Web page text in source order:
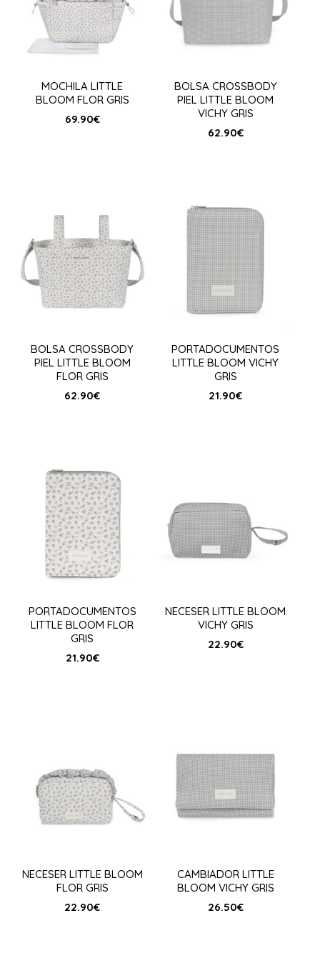
MOCHILA LITTLE
BLOOM FLOR GRIS
69.90€
BOLSA CROSSBODY
PIEL LITTLE BLOOM
VICHY GRIS
62.90€
BOLSA CROSSBODY
PIEL LITTLE BLOOM
FLOR GRIS
62.90€
PORTADOCUMENTOS
LITTLE BLOOM VICHY
GRIS
21.90€
PORTADOCUMENTOS
LITTLE BLOOM FLOR
GRIS
21.90€
NECESER LITTLE BLOOM
VICHY GRIS
22.90€
NECESER LITTLE BLOOM
FLOR GRIS
22.90€
CAMBIADOR LITTLE
BLOOM VICHY GRIS
26.50€